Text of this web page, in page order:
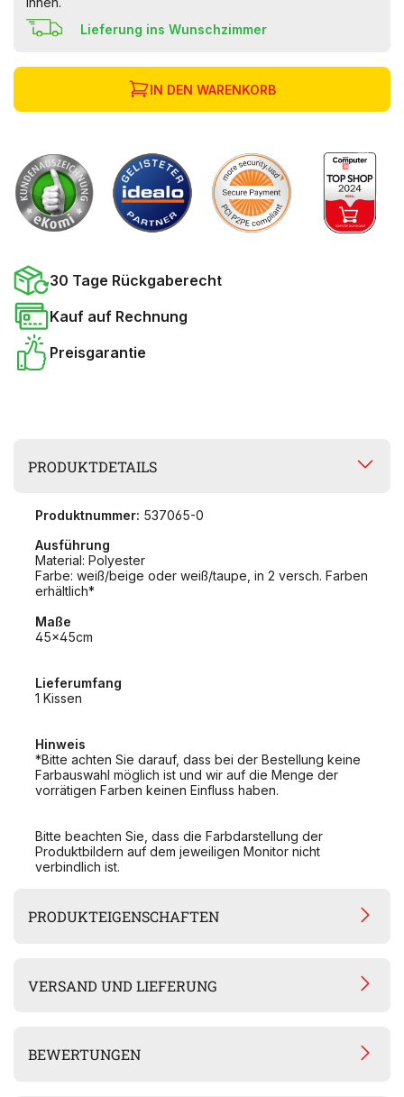
Lieferung ins Wunschzimmer
IN DEN WARENKORB
30 Tage Rückgaberecht
Kauf auf Rechnung
Preisgarantie
PRODUKTDETAILS
Produktnummer: 537065-0
Ausführung
Material: Polyester
Farbe: weiß/beige oder weiß/taupe, in 2 versch. Farben
erhältlich*
Maße
45x45cm
Lieferumfang
1 Kissen
Hinweis
*Bitte achten Sie darauf, dass bei der Bestellung keine
Farbauswahl möglich ist und wir auf die Menge der
vorrätigen Farben keinen Einfluss haben.
Bitte beachten Sie, dass die Farbdarstellung der
Produktbildern auf dem jeweiligen Monitor nicht
verbindlich ist.
PRODUKTEIGENSCHAFTEN
VERSAND UND LIEFERUNG
BEWERTUNGEN